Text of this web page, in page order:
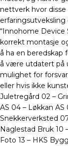
nettverk hvor
erfaringsutveksling
“Innohome Device
korrekt montasje
å ha en beredskap
å være utdatert på
mulighet for
eller hvis ikke
Juletregård 02 –
AS 04 – Løkkan
Snekkerverksted
Naglestad Bruk 10
Foto 13 – HKS